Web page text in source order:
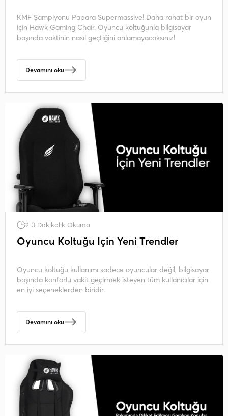
KMF Şampiyonu Papara Supermassive! Daha rahat bir oyun
için Hawk Gaming Chair. Oyuncu koltuğunla bilgisayar
başında vaktinin nasıl geçtiğini anlamayacaksınız!
Devamını oku
2-3 Dakikalık Okuma
Oyuncu Koltuğu İçin Yeni Trendler
Oyuncu koltuğu kullanımı sadece oyuncular değil, bilgisayar
başında konforlu vakit geçirmek isteyen tüm kullanıcılar için
en iyi seçeneklerden biridir.
Devamını oku